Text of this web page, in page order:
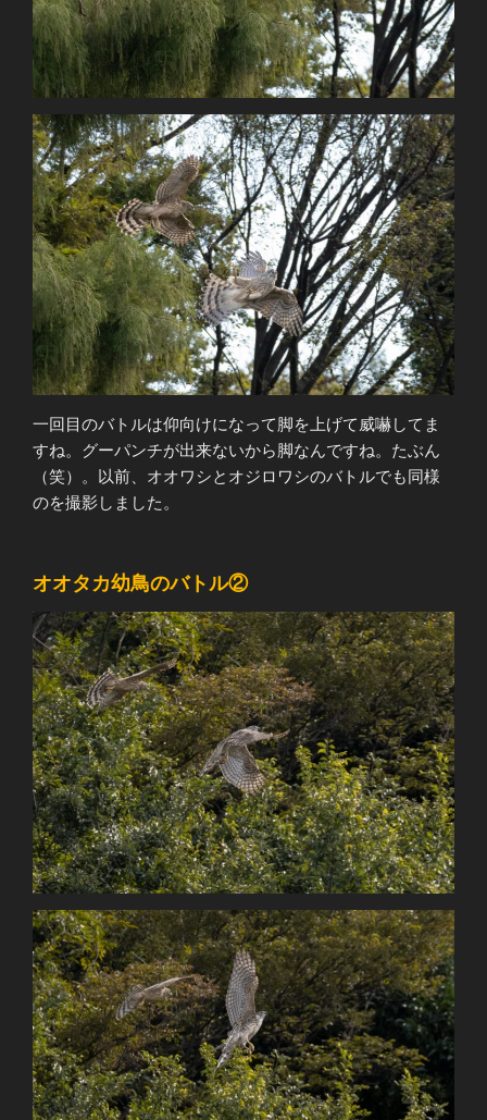
一回目のバトルは仰向けになって脚を上げて威嚇してま
すね。グーパンチが出来ないから脚なんですね。たぶん
（笑）。以前、オオワシとオジロワシのバトルでも同様
のを撮影しました。
オオタカ幼鳥のバトル②